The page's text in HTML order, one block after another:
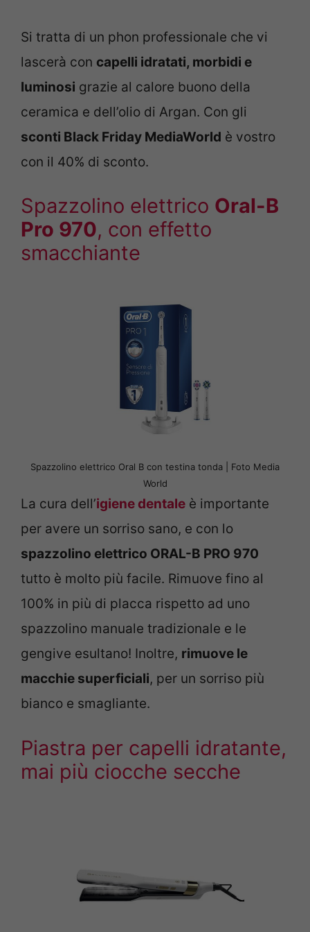
Si tratta di un phon professionale che vi
lascerà con capelli idratati, morbidi e
luminosi grazie al calore buono della
ceramica e dell’olio di Argan. Con gli
sconti Black Friday MediaWorld è vostro
con il 40% di sconto.
Spazzolino elettrico Oral-B
Pro 970, con effetto
smacchiante
Spazzolino elettrico Oral B con testina tonda | Foto Media
World
La cura dell’igiene dentale è importante
per avere un sorriso sano, e con lo
spazzolino elettrico ORAL-B PRO 970
tutto è molto più facile. Rimuove fino al
100% in più di placca rispetto ad uno
spazzolino manuale tradizionale e le
gengive esultano! Inoltre, rimuove le
macchie superficiali, per un sorriso più
bianco e smagliante.
Piastra per capelli idratante,
mai più ciocche secche